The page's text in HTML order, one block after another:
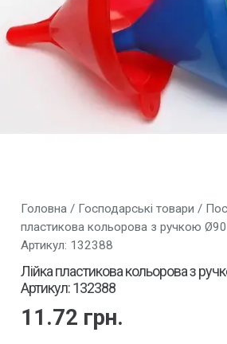
Головна/ Господарські товари /
пластикова кольорова з ручкою
Артикул: 132388
Лійка пластикова кольорова з
Артикул: 132388
11.72 грн.